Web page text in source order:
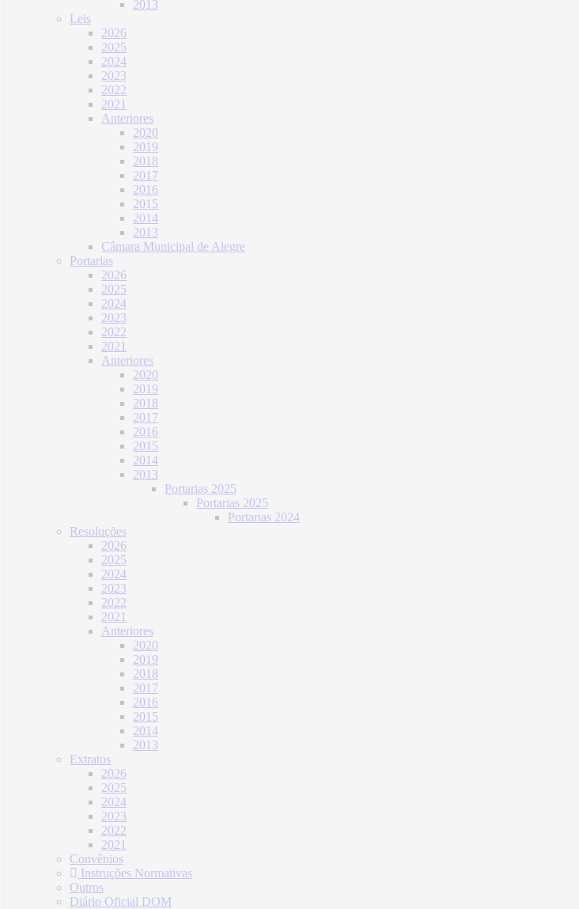
2013
Leis
2026
2025
2024
2023
2022
2021
Anteriores
2020
2019
2018
2017
2016
2015
2014
2013
Câmara Municipal de Alegre
Portarias
2026
2025
2024
2023
2022
2021
Anteriores
2020
2019
2018
2017
2016
2015
2014
2013
Portarias 2025
Portarias 2025
Portarias 2024
Resoluções
2026
2025
2024
2023
2022
2021
Anteriores
2020
2019
2018
2017
2016
2015
2014
2013
Extratos
2026
2025
2024
2023
2022
2021
Convênios
Instruções Normativas
Outros
Diário Oficial DOM